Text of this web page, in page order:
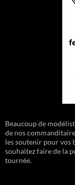
Beaucoup de
de nos
les soutenir pour vos
souhaitez faire de la
tournée.